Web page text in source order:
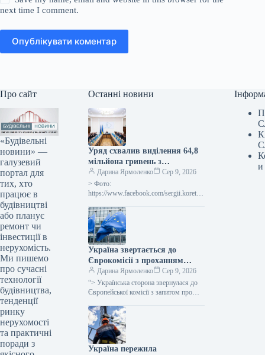
next time I comment.
Опублікувати коментар
Про сайт
«Будівельні
новини» —
галузевий
портал для
тих, хто
працює в
будівництві
або планує
ремонт чи
інвестиції в
нерухомість.
Ми пишемо
про сучасні
технології
будівництва,
тенденції
ринку
нерухомості
та практичні
поради з
Останні новини
Уряд схвалив виділення 64,8
мільйона гривень з
державного бюджету для
відновлювальних робіт та
подолання наслідків війни.
Дарина Ярмоленко
Сер 9, 2026
> Фото:
https://www.facebook.com/sergii.koretsk
виділення коштів, запланованих у
державному бюджеті на 2026 рік для
фінансування регіональної політики,
з…
Україна звертається до
Єврокомісії з проханням
надати 220 мільйонів євро для
допомоги
сільськогосподарським
заблоковані порти.
Дарина Ярмоленко
Сер 9, 2026
“> Українська сторона звернулася до
Європейської комісії з запитом про
безповоротної фінансової допомоги.
Ця…
Україна пережила
и